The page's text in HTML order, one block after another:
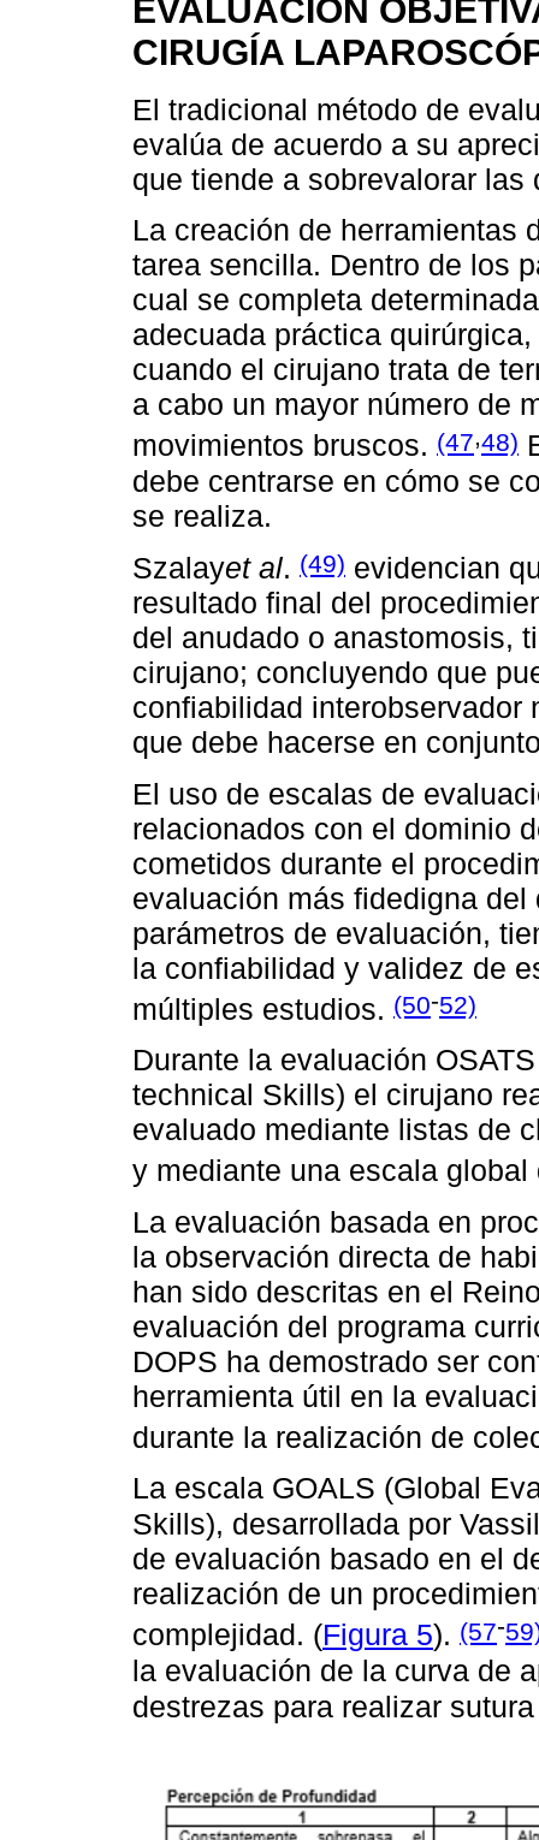
EVALUACIÓN
CIRUGÍA
El tradicional método de
evalúa de acuerdo a su
que tiende a sobrevalorar las
La creación de herramientas
tarea sencilla. Dentro de los
cual se completa
adecuada práctica
cuando el cirujano trata de
a cabo un mayor número de
movimientos bruscos. (47,48)
debe centrarse en cómo se
se realiza.
Szalayet al. (49) evidencian
resultado final del
del anudado o anastomosis,
cirujano; concluyendo que
confiabilidad interobservador
que debe hacerse en
El uso de escalas de
relacionados con el dominio
cometidos durante el
evaluación más fidedigna
parámetros de evaluación,
la confiabilidad y validez de
múltiples estudios. (50-52)
Durante la evaluación
technical Skills) el cirujano
evaluado mediante listas de
y mediante una escala
La evaluación basada en
la observación directa de
han sido descritas en el
evaluación del programa
DOPS ha demostrado ser
herramienta útil en la
durante la realización de
La escala GOALS (Global
Skills), desarrollada por
de evaluación basado en el
realización de un
complejidad. (Figura 5). (57-
la evaluación de la curva de
destrezas para realizar